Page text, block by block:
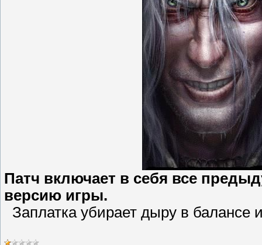
Патч включает в себя все
версию игры.
Заплатка убирает дыру в балансе